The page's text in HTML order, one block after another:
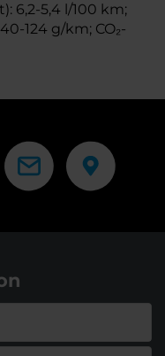
6,2-5,4 l/100 km;
124 g/km; CO₂-